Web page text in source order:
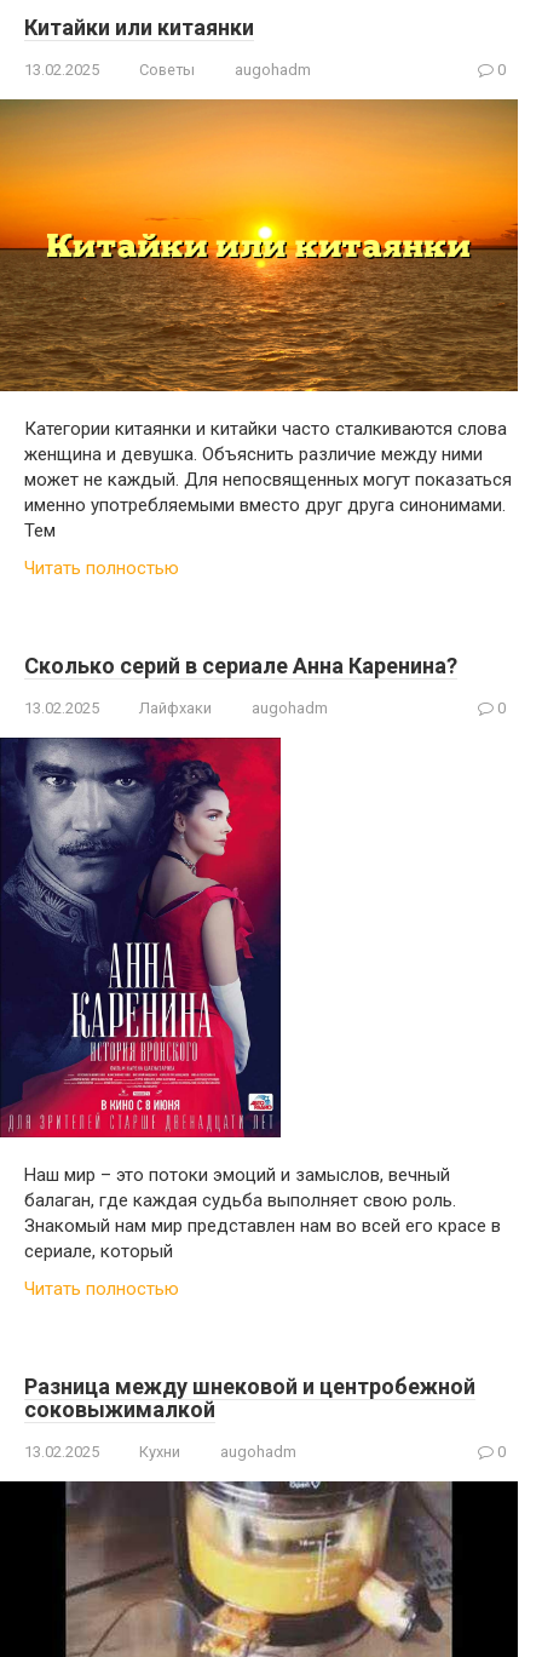
Китайки или китаянки
13.02.2025 Советы augohadm 0
Категории китаянки и китайки часто сталкиваются слова
женщина и девушка. Объяснить различие между ними
может не каждый. Для непосвященных могут показаться
именно употребляемыми вместо друг друга синонимами.
Тем
Читать полностью
Сколько серий в сериале Анна Каренина?
13.02.2025 Лайфхаки augohadm 0
Наш мир – это потоки эмоций и замыслов, вечный
балаган, где каждая судьба выполняет свою роль.
Знакомый нам мир представлен нам во всей его красе в
сериале, который
Читать полностью
Разница между шнековой и центробежной
соковыжималкой
13.02.2025 Кухни augohadm 0